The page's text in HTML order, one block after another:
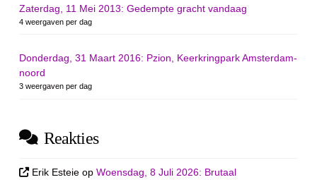
Zaterdag, 11 Mei 2013: Gedempte gracht vandaag
4 weergaven per dag
Donderdag, 31 Maart 2016: Pzion, Keerkringpark Amsterdam-
noord
3 weergaven per dag
Reakties
Erik Esteie opWoensdag, 8 Juli 2026: Brutaal